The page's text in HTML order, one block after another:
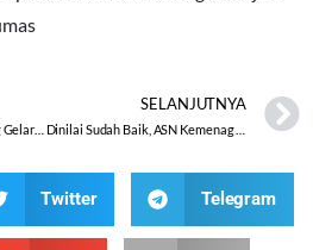
SELANJUTNYA
Twitter Telegram